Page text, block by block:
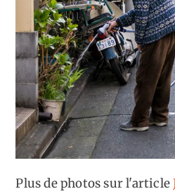
Plus de photos sur l'article